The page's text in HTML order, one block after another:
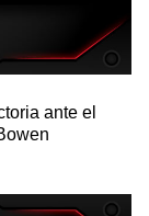
ante el